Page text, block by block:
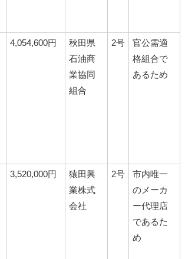
4,054,600円
秋田県
石油商
業協同
組合
2号
官公需適
格組合で
あるため
3,520,000円
猿田興
業株式
会社
2号
市内唯一
のメーカ
ー代理店
であるた
め